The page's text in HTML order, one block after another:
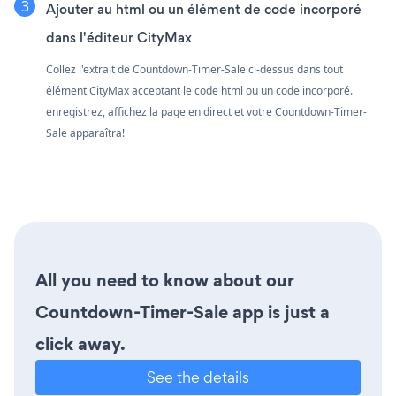
Ajouter au html ou un élément de code incorporé
dans l'éditeur CityMax
Collez l'extrait de Countdown-Timer-Sale ci-dessus dans tout
élément CityMax acceptant le code html ou un code incorporé.
enregistrez, affichez la page en direct et votre Countdown-Timer-
Sale apparaîtra!
All you need to know about our
Countdown-Timer-Sale app is just a
click away.
See the details